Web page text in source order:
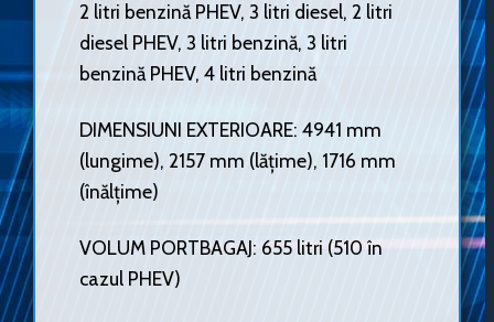
2 litri benzină PHEV, 3 litri diesel, 2 litri
diesel PHEV, 3 litri benzină, 3 litri
benzină PHEV, 4 litri benzină
DIMENSIUNI EXTERIOARE: 4941 mm
(lungime), 2157 mm (lățime), 1716 mm
(înălțime)
VOLUM PORTBAGAJ: 655 litri (510 în
cazul PHEV)